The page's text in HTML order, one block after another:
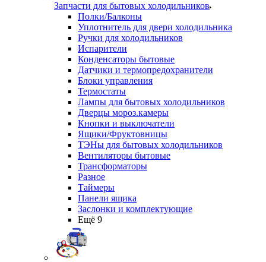
Запчасти для бытовых холодильников
Полки/Балконы
Уплотнитель для двери холодильника
Ручки для холодильников
Испарители
Конденсаторы бытовые
Датчики и термопредохранители
Блоки управления
Термостаты
Лампы для бытовых холодильников
Дверцы мороз.камеры
Кнопки и выключатели
Ящики/Фруктовницы
ТЭНы для бытовых холодильников
Вентиляторы бытовые
Трансформаторы
Разное
Таймеры
Панели ящика
Заслонки и комплектующие
Ещё 9